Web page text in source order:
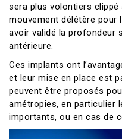
sera plus volontiers clippé
mouvement délétère pour
avoir validé la profondeur
antérieure.
Ces implants ont
et leur mise en place est
peuvent être proposés
amétropies, en particulier
importants, ou en cas de